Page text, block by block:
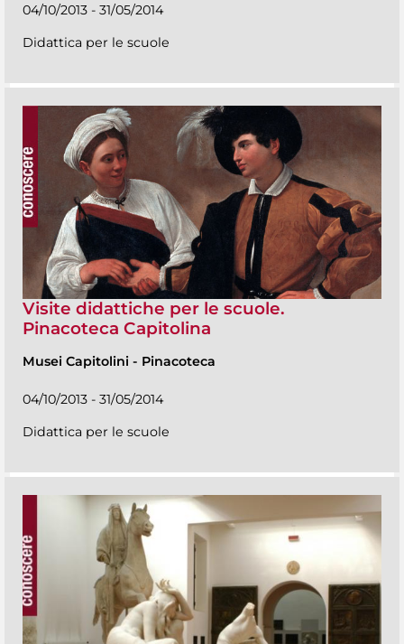
04/10/2013 - 31/05/2014
Didattica per le scuole
Visite didattiche per le scuole.
Pinacoteca Capitolina
Musei Capitolini - Pinacoteca
04/10/2013 - 31/05/2014
Didattica per le scuole